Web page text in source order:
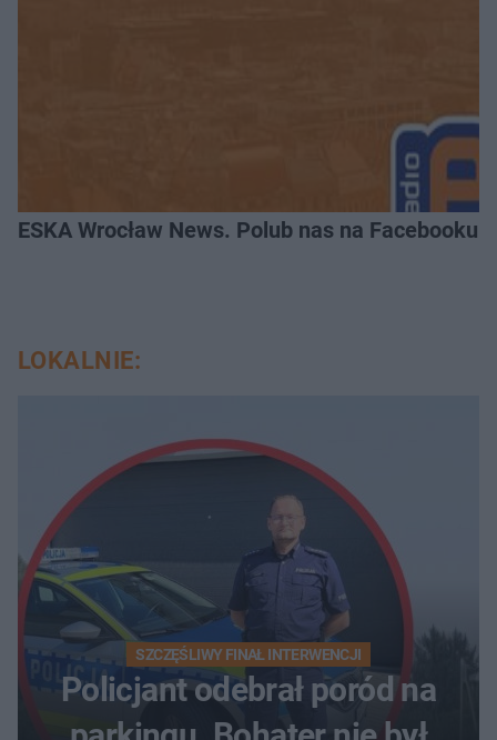
ESKA Wrocław News. Polub nas na Facebooku!
LOKALNIE:
SZCZĘŚLIWY FINAŁ INTERWENCJI
Policjant odebrał poród na